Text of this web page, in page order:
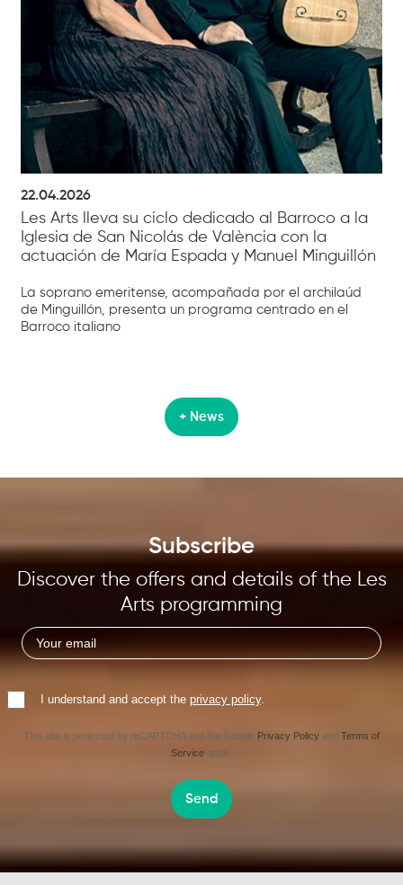
22.04.2026
Les Arts lleva su ciclo dedicado al Barroco a la
Iglesia de San Nicolás de València con la
actuación de María Espada y Manuel Minguillón
La soprano emeritense, acompañada por el archilaúd
de Minguillón, presenta un programa centrado en el
Barroco italiano
+ News
Subscribe
Discover the offers and details of the Les
Arts programming
I understand and accept the privacy policy.
This site is protected by reCAPTCHA and the Google Privacy Policy and Terms of
Service apply.
Send